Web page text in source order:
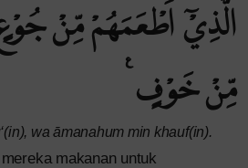
الَّذِيْٓ اَطْعَمَهُمْ مِّنْ
مِّنْ خَوْفٍ ࣖ
wa āmanahum min khauf(in).
makanan untuk